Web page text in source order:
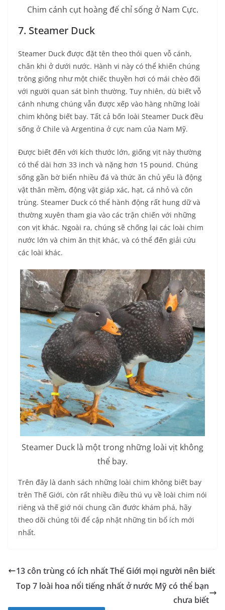
Chim cánh cụt hoàng đế chỉ sống ở Nam Cực.
7. Steamer Duck
Steamer Duck được đặt tên theo thói quen vỗ cánh,
chân khi ở dưới nước. Hành vi này có thể khiến chúng
trông giống như một chiếc thuyền hơi có mái chèo đối
với người quan sát bình thường. Tuy nhiên, dù biết vỗ
cánh nhưng chúng vẫn được xếp vào hàng những loài
chim không biết bay. Tất cả bốn loài Steamer Duck đều
sống ở Chile và Argentina ở cực nam của Nam Mỹ.
Được biết đến với kích thước lớn, giống vịt này thường
có thể dài hơn 33 inch và nặng hơn 15 pound. Chúng
sống gần bờ biển nhiều đá và thức ăn chủ yếu là động
vật thân mềm, động vật giáp xác, hạt, cá nhỏ và côn
trùng. Steamer Duck có thể hành động rất hung dữ và
thường xuyên tham gia vào các trận chiến với những
con vịt khác. Ngoài ra, chúng sẽ chống lại các loài chim
nước lớn và chim ăn thịt khác, và có thể đến giải cứu
các loài khác.
Steamer Duck là một trong những loài vịt không
thể bay.
Trên đây là danh sách những loài chim không biết bay
trên Thế Giới, còn rất nhiều điều thú vụ về loài chim nói
riêng và thế giớ nói chung cần đước khám phá, hãy
theo dõi chúng tôi để cập nhật những tin bổ ích mới
nhất.
13 côn trùng có ích nhất Thế Giới mọi người nên biết
Top 7 loài hoa nổi tiếng nhất ở nước Mỹ có thể bạn
chưa biết